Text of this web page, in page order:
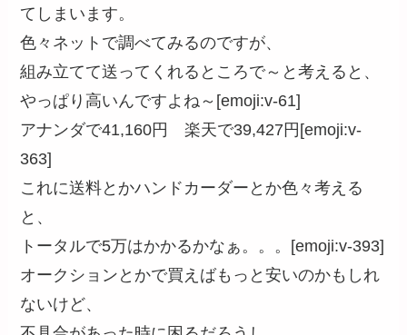
てしまいます。
色々ネットで調べてみるのですが、
組み立てて送ってくれるところで～と考えると、
やっぱり高いんですよね～[emoji:v-61]
アナンダで41,160円 楽天で39,427円[emoji:v-
363]
これに送料とかハンドカーダーとか色々考える
と、
トータルで5万はかかるかなぁ。。。[emoji:v-393]
オークションとかで買えばもっと安いのかもしれ
ないけど、